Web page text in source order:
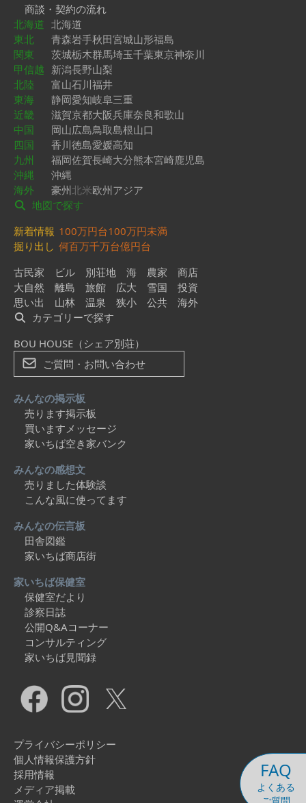
FAQ
よくある
商談・契約の流れ
北海道 北海道
東北
青森岩手秋田宮城山形福島
関東
茨城栃木群馬埼玉千葉東京神奈川
甲信越 新潟長野山梨
北陸
富山石川福井
東海
静岡愛知岐阜三重
近畿
滋賀京都大阪兵庫奈良和歌山
中国
岡山広島鳥取島根山口
四国
香川徳島愛媛高知
九州
福岡佐賀長崎大分熊本宮崎鹿児島
沖縄
沖縄
海外
豪州北米欧州アジア
地図で探す
新着情報 100万円台100万円未満
掘り出し 何百万千万台億円台
古民家
ビル 別荘地 海 農家
商店
大自然
離島 旅館 広大 雪国
投資
思い出
山林 温泉 狭小 公共
海外
カテゴリーで探す
BOU HOUSE（シェア別荘）
ご質問・お問い合わせ
みんなの掲示板
売ります掲示板
買いますメッセージ
家いちば空き家バンク
みんなの感想文
売りました体験談
こんな風に使ってます
みんなの伝言板
田舎図鑑
家いちば商店街
家いちば保健室
保健室だより
診察日誌
公開Q&Aコーナー
コンサルティング
家いちば見聞録
プライバシーポリシー
個人情報保護方針
採用情報
メディア掲載